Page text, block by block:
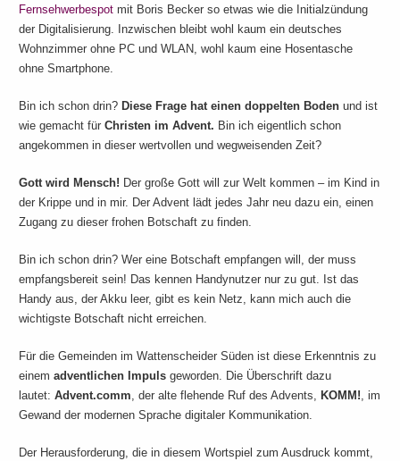
Fernsehwerbespot mit Boris Becker so etwas wie die Initialzündung
der Digitalisierung. Inzwischen bleibt wohl kaum ein deutsches
Wohnzimmer ohne PC und WLAN, wohl kaum eine Hosentasche
ohne Smartphone.
Bin ich schon drin? Diese Frage hat einen doppelten Boden und ist
wie gemacht fürChristen im Advent. Bin ich eigentlich schon
angekommen in dieser wertvollen und wegweisenden Zeit?
Gott wird Mensch! Der große Gott will zur Welt kommen – im Kind in
der Krippe und in mir. Der Advent lädt jedes Jahr neu dazu ein, einen
Zugang zu dieser frohen Botschaft zu finden.
Bin ich schon drin? Wer eine Botschaft empfangen will, der muss
empfangsbereit sein! Das kennen Handynutzer nur zu gut. Ist das
Handy aus, der Akku leer, gibt es kein Netz, kann mich auch die
wichtigste Botschaft nicht erreichen.
Für die Gemeinden im Wattenscheider Süden ist diese Erkenntnis zu
einemadventlichen Impuls geworden. Die Überschrift dazu
lautet: Advent.comm, der alte flehende Ruf des Advents, KOMM!, im
Gewand der modernen Sprache digitaler Kommunikation.
Der Herausforderung, die in diesem Wortspiel zum Ausdruck kommt,